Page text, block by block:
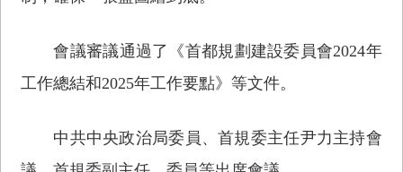
會議審議通過了《首都規劃建設委員會2024年
工作總結和2025年工作要點》等文件。
中共中央政治局委員、首規委主任尹力主持會